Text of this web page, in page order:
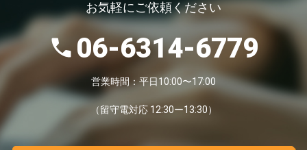
お気軽にご依頼ください
06-6314-6779
営業時間：平日10:00〜17:00
（留守電対応 12:30ー13:30）